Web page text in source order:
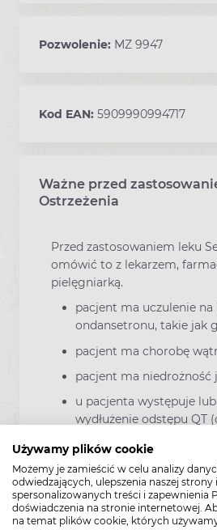
Używamy plików cookie
Możemy je zamieścić w celu analizy
odwiedzających, ulepszenia naszej
spersonalizowanych treści i zapewnienia
doświadczenia na stronie internetowej.
na temat plików cookie, których
Pozwolenie: MZ 9947
Kod EAN: 5909990994717
Ważne przed
Ostrzeżenia
Przed zastosowaniem leku
omówić to z lekarzem,
pielęgniarką.
pacjent ma uczulenie
ondansetronu, takie jak
pacjent ma chorobę
pacjent ma niedrożność
u pacjenta występuje
wydłużenie odstępu QT
powoduje wydłużenie
(objawiające się
serca) w sposób zależny
pacjentów stosujących
obserwowano przypadki